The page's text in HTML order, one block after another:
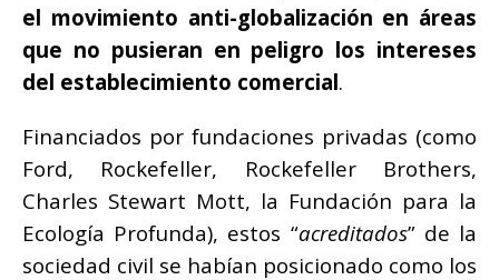
el movimiento anti-globalización en áreas
que no pusieran en peligro los intereses
del establecimiento comercial.
Financiados por fundaciones privadas (como
Ford, Rockefeller, Rockefeller Brothers,
Charles Stewart Mott, la Fundación para la
Ecología Profunda), estos “acreditados” de la
sociedad civil se habían posicionado como los